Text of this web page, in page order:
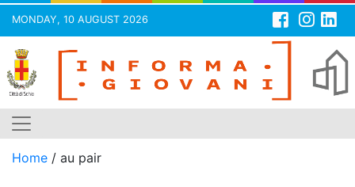
MONDAY, 10 AUGUST 2026
Skip
content
Home / au pair